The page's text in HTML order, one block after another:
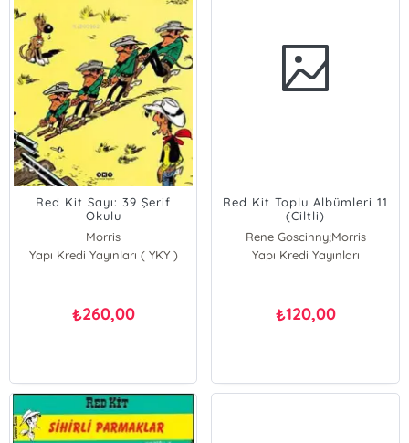
Red Kit Sayı: 39 Şerif
Okulu
Morris
Goscinny
Yapı Kredi Yayınları ( YKY )
₺260,00
Red Kit Toplu Albümleri 11
(Ciltli)
Rene Goscinny;Morris
Morris
Yapı Kredi Yayınları
₺120,00